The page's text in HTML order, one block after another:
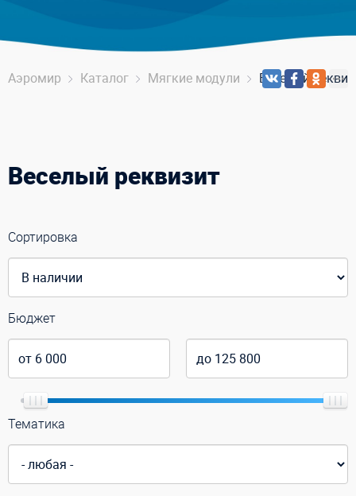
Аэромир Каталог Мягкие модули Веселый
Веселый реквизит
Сортировка
Бюджет
Тематика